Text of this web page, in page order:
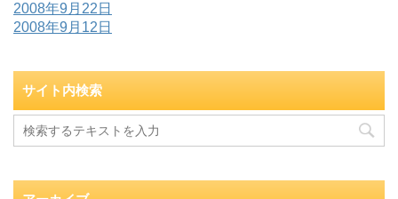
2008年9月22日
2008年9月12日
サイト内検索